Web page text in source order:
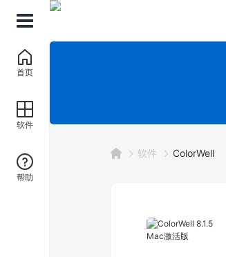
软件 ColorWell
首页
软件
帮助